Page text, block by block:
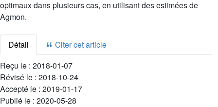
optimaux dans plusieurs cas, en utilisant des estimées de
Agmon.
Détail
Citer cet article
Reçu le : 2018-01-07
Révisé le : 2018-10-24
Accepté le : 2019-01-17
Publié le : 2020-05-28